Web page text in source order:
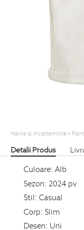
Haine si Incaltaminte
Detalii Produs
Culoare: Alb
Sezon: 2024 pv
Stil: Casual
Corp: Slim
Desen: Uni